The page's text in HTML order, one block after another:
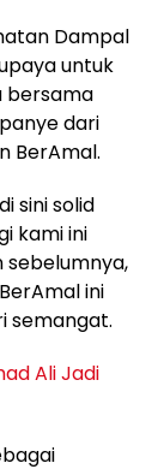
Dampal
untuk
bersama
dari
BerAmal.
sini solid
kami ini
sebelumnya,
ini
semangat.
Ali Jadi